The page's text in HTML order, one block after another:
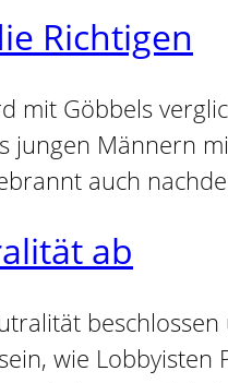
Richtigen
mit Göbbels
Männern
auch
ab
wie